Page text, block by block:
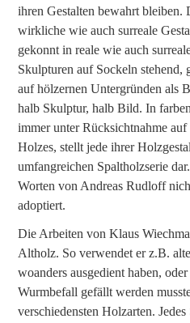
ihren Gestalten bewahrt bleiben.
wirkliche wie auch surreale
gekonnt in reale wie auch
Skulpturen auf Sockeln stehend,
auf hölzernen Untergründen als
halb Skulptur, halb Bild. In
immer unter Rücksichtnahme
Holzes, stellt jede ihrer
umfangreichen Spaltholzserie
Worten von Andreas Rudloff
adoptiert.
Die Arbeiten von Klaus
Altholz. So verwendet er z.B.
woanders ausgedient haben,
Wurmbefall gefällt werden
verschiedensten Holzarten.